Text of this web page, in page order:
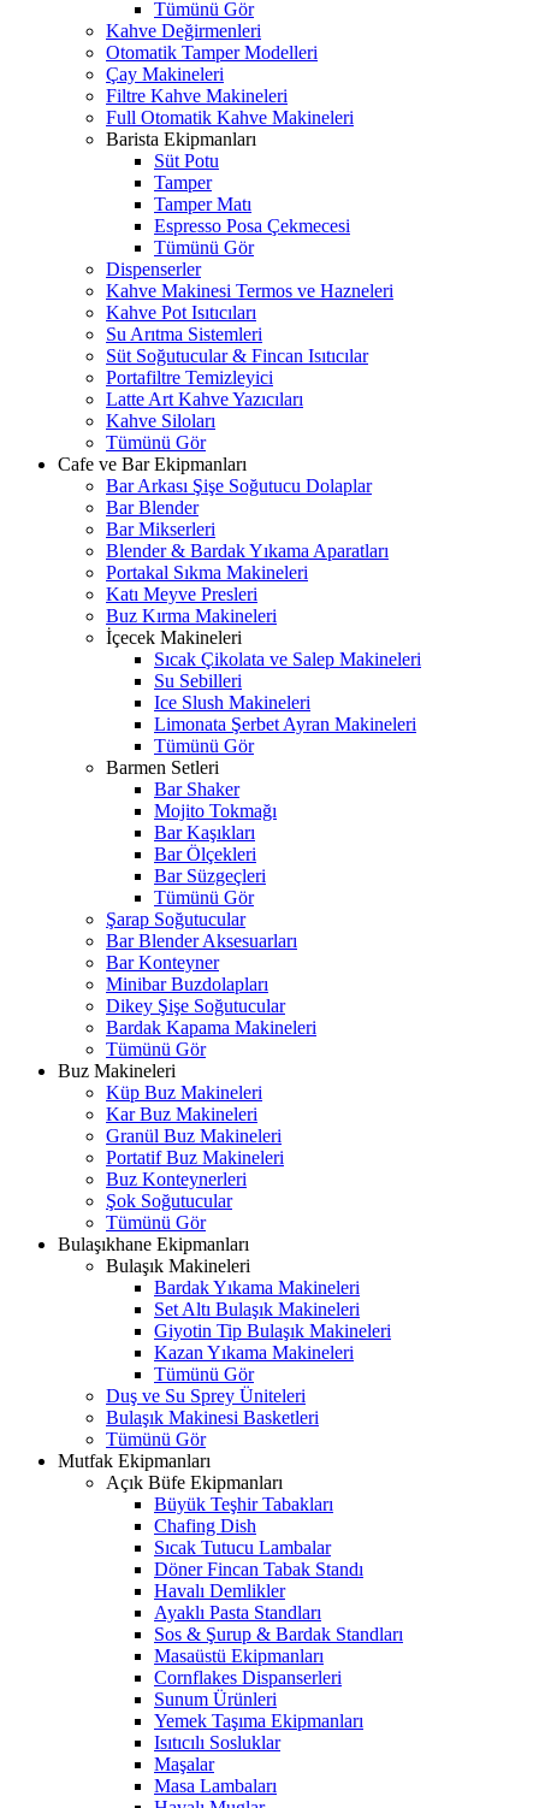
Tümünü Gör
Kahve Değirmenleri
Otomatik Tamper Modelleri
Çay Makineleri
Filtre Kahve Makineleri
Full Otomatik Kahve Makineleri
Barista Ekipmanları
Süt Potu
Tamper
Tamper Matı
Espresso Posa Çekmecesi
Tümünü Gör
Dispenserler
Kahve Makinesi Termos ve Hazneleri
Kahve Pot Isıtıcıları
Su Arıtma Sistemleri
Süt Soğutucular & Fincan Isıtıcılar
Portafiltre Temizleyici
Latte Art Kahve Yazıcıları
Kahve Siloları
Tümünü Gör
Cafe ve Bar Ekipmanları
Bar Arkası Şişe Soğutucu Dolaplar
Bar Blender
Bar Mikserleri
Blender & Bardak Yıkama Aparatları
Portakal Sıkma Makineleri
Katı Meyve Presleri
Buz Kırma Makineleri
İçecek Makineleri
Sıcak Çikolata ve Salep Makineleri
Su Sebilleri
Ice Slush Makineleri
Limonata Şerbet Ayran Makineleri
Tümünü Gör
Barmen Setleri
Bar Shaker
Mojito Tokmağı
Bar Kaşıkları
Bar Ölçekleri
Bar Süzgeçleri
Tümünü Gör
Şarap Soğutucular
Bar Blender Aksesuarları
Bar Konteyner
Minibar Buzdolapları
Dikey Şişe Soğutucular
Bardak Kapama Makineleri
Tümünü Gör
Buz Makineleri
Küp Buz Makineleri
Kar Buz Makineleri
Granül Buz Makineleri
Portatif Buz Makineleri
Buz Konteynerleri
Şok Soğutucular
Tümünü Gör
Bulaşıkhane Ekipmanları
Bulaşık Makineleri
Bardak Yıkama Makineleri
Set Altı Bulaşık Makineleri
Giyotin Tip Bulaşık Makineleri
Kazan Yıkama Makineleri
Tümünü Gör
Duş ve Su Sprey Üniteleri
Bulaşık Makinesi Basketleri
Tümünü Gör
Mutfak Ekipmanları
Açık Büfe Ekipmanları
Büyük Teşhir Tabakları
Chafing Dish
Sıcak Tutucu Lambalar
Döner Fincan Tabak Standı
Havalı Demlikler
Ayaklı Pasta Standları
Sos & Şurup & Bardak Standları
Masaüstü Ekipmanları
Cornflakes Dispanserleri
Sunum Ürünleri
Yemek Taşıma Ekipmanları
Isıtıcılı Sosluklar
Maşalar
Masa Lambaları